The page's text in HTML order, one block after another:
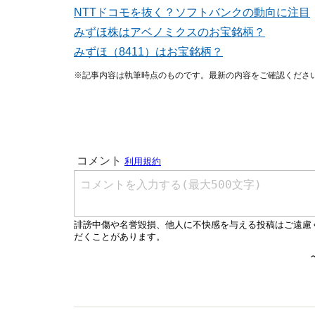
NTTドコモを抜く？ソフトバンクの動向に注目
みずほ株はアベノミクスのお宝銘柄？
みずほ（8411）はお宝銘柄？
※記事内容は執筆時点のものです。最新の内容をご確認くださ